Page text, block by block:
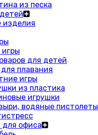
из песка
изделия
для детей
плавания
игры
из пластика
игрушки
водяные пистолеты
для офиса